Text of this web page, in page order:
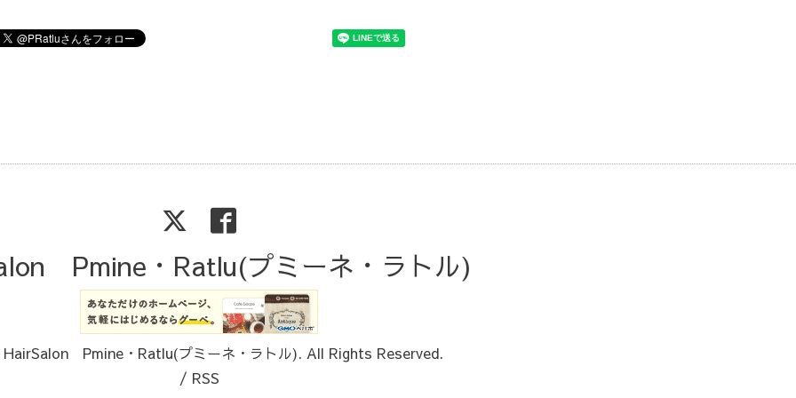
Pmine・Ratlu(プミーネ・ラトル)
HairSalon Pmine・Ratlu(プミーネ・ラトル). All Rights Reserved.
/ RSS